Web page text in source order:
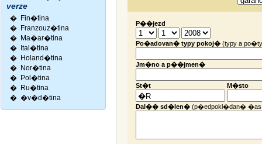
verze
� Fin�tina
� Franzouz�tina
� Ma�ar�tina
�
Ital�tina
� Holand�tina
� Nor�tina
� Pol�tina
� Ru�tina
� �v�d�tina
P��jezd
Po�adovan� typy pokoj�(typy a
Jm�no a p��jmen�
St�t M�sto
Dal�� sd�len�(p�edpokl�dan�